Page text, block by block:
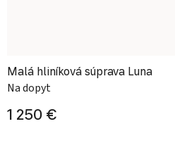
Malá hliníková súprava Luna
Na dopyt
1 250 €